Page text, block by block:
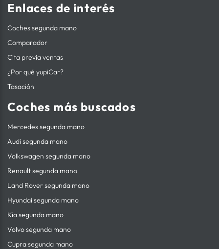
Enlaces de interés
Coches segunda mano
Comparador
Cita previa ventas
¿Por qué yupiCar?
Tasación
Coches más buscados
Mercedes segunda mano
Audi segunda mano
Volkswagen segunda mano
Renault segunda mano
Land Rover segunda mano
Hyundai segunda mano
Kia segunda mano
Volvo segunda mano
Cupra segunda mano